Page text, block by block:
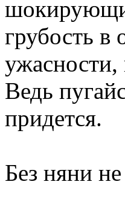
грубость в
ужасности,
Ведь
придется.
Без няни